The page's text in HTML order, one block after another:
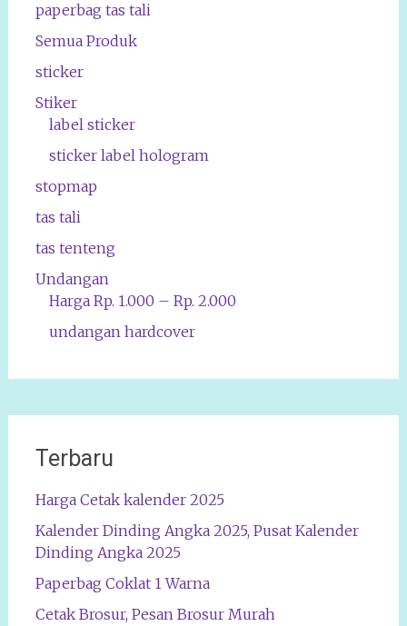
paperbag tas tali
Semua Produk
sticker
Stiker
label sticker
sticker label hologram
stopmap
tas tali
tas tenteng
Undangan
Harga Rp. 1.000 – Rp. 2.000
undangan hardcover
Terbaru
Harga Cetak kalender 2025
Kalender Dinding Angka 2025, Pusat Kalender
Dinding Angka 2025
Paperbag Coklat 1 Warna
Cetak Brosur, Pesan Brosur Murah